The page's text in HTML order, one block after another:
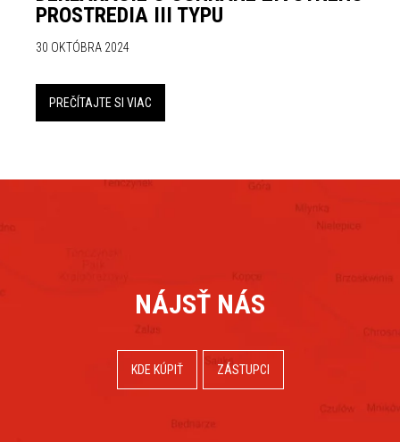
PROSTREDIA III TYPU
30 OKTÓBRA 2024
PREČÍTAJTE SI VIAC
NÁJSŤ NÁS
KDE KÚPIŤ ZÁSTUPCI